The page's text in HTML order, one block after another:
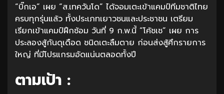
“บิ๊กเอ” เผย “ส.เทควันโด” ได้จอมเตะเข้าแคมป์ทีมชาติไทย
ครบทุกรุ่นแล้ว ทั้งประเภทเยาวชนและประชาชน เตรียม
เรียกเข้าแคมป์ฝึกซ้อม วันที่ 9 ก.พ.นี้ “โค้ชเช” เผย การ
ประลองสู้กันดุเดือด ชนิดเตะลืมตาย ก่อนส่งสู้ศึกรายการ
ใหญ่ ที่มีโปรแกรมอัดแน่นตลอดทั้งปี
ตามเป้า :